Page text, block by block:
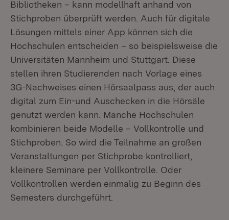
Bibliotheken – kann modellhaft anhand von
Stichproben überprüft werden. Auch für digitale
Lösungen mittels einer App können sich die
Hoch­schulen entscheiden – so beispielsweise die
Universitäten Mannheim und Stuttgart. Diese
stellen ihren Studierenden nach Vorlage eines
3G-Nachweises einen Hörsaalpass aus, der auch
digital zum Ein-und Auschecken in die Hörsäle
genutzt werden kann. Manche Hochschulen
kombinieren beide Modelle – Vollkontrolle und
Stichproben. So wird die Teilnahme an großen
Veranstaltungen per Stichprobe kontrolliert,
kleinere Seminare per Vollkontrolle. Oder
Vollkontrollen werden einmalig zu Beginn des
Semesters durchgeführt.